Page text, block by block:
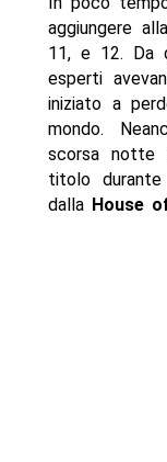
aggiungere
11, e 12. Da
esperti
iniziato a
mondo.
scorsa notte
titolo durante
dalla House